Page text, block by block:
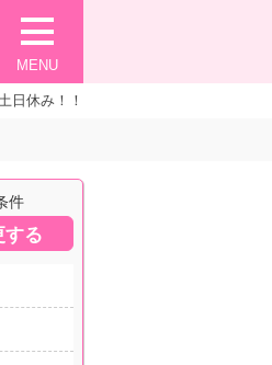
MENU
日休み！！
件
する